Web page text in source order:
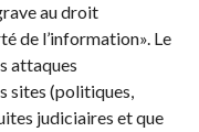
au droit
de l’information». Le
attaques
sites (politiques,
judiciaires et que